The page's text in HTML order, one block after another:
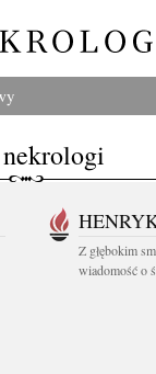
Z głębokim
wiadomość o